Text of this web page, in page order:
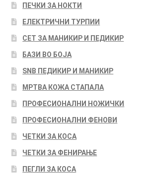
ПЕЧКИ ЗА НОКТИ
ЕЛЕКТРИЧНИ ТУРПИИ
СЕТ ЗА МАНИКИР И ПЕДИКИР
БАЗИ ВО БОЈА
SNB ПЕДИКИР И МАНИКИР
МРТВА КОЖА СТАПАЛА
ПРОФЕСИОНАЛНИ НОЖИЧКИ
ПРОФЕСИОНАЛНИ ФЕНОВИ
ЧЕТКИ ЗА КОСА
ЧЕТКИ ЗА ФЕНИРАЊЕ
ПЕГЛИ ЗА КОСА